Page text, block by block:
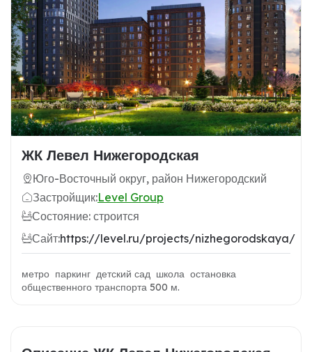
ЖК Левел Нижегородская
Юго-Восточный округ, район Нижегородский
Застройщик:Level Group
Состояние: строится
Сайт:https://level.ru/projects/nizhegorodskaya/
метро паркинг детский сад школа остановка
общественного транспорта 500 м.